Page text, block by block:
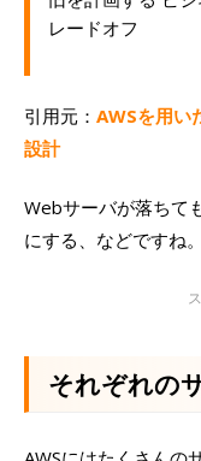
レードオフ
引用元： AWSを用い
設計
Webサーバが落ちて
にする、などですね。
それぞれの